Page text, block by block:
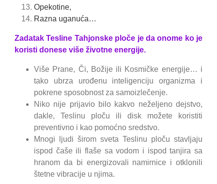
Opekotine,
Razna uganuća…
Zadatak Tesline Tahjonske ploče je da onome ko je
koristi donese više životne energije.
Više Prane, Či, Božije ili Kosmičke energije… i
tako ubrza urođenu inteligenciju organizma i
pokrene sposobnost za samoizlečenje.
Niko nije prijavio bilo kakvo neželjeno dejstvo,
dakle, Teslinu ploču ili disk možete koristiti
preventivno i kao pomoćno sredstvo.
Mnogi ljudi širom sveta Teslinu ploču stavljaju
ispod čaše ili flaše sa vodom i ispod tanjira sa
hranom da bi energizovali namirnice i otklonili
štetne vibracije u njima.